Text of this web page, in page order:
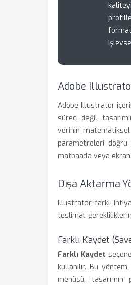
Adobe
Adobe Illustrator
süreci değil,
verinin matematiksel
parametreleri doğru
matbaada veya
Dışa Aktarma
Illustrator, farklı
teslimat
Farklı Kaydet
Farklı Kaydet
kullanılır. Bu
menüsü,